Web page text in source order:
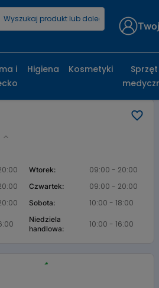
Morska 2, Gąski
Wtorek: 09:00 - 20:00
Czwartek: 09:00 - 20:00
Sobota: 10:00 - 18:00
Niedziela
handlowa:
10:00 - 16:00
i
Higiena Kosmetyki
Sprzęt